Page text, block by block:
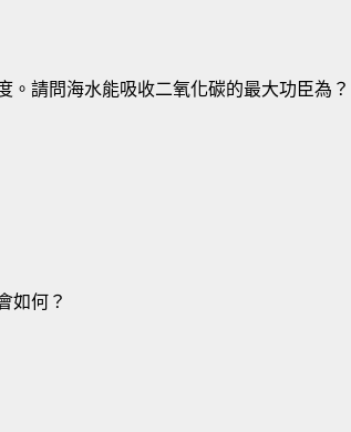
。請問海水能吸收二氧化碳的最大功臣為？
如何？